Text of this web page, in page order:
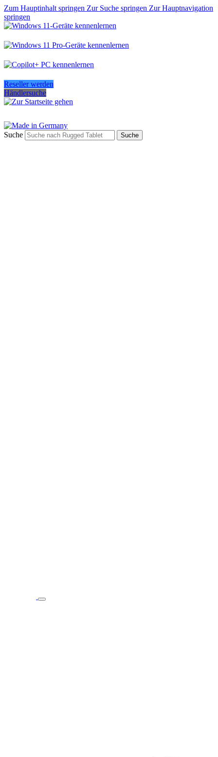
Zum Hauptinhalt springen Zur Suche springen Zur Hauptnavigation
springen
Reseller werden
Händlersuche
Suche Suche